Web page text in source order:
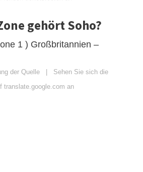
gehört Soho?
1 ) Großbritannien –
der Quelle | Sehen Sie sich die
translate.google.com an